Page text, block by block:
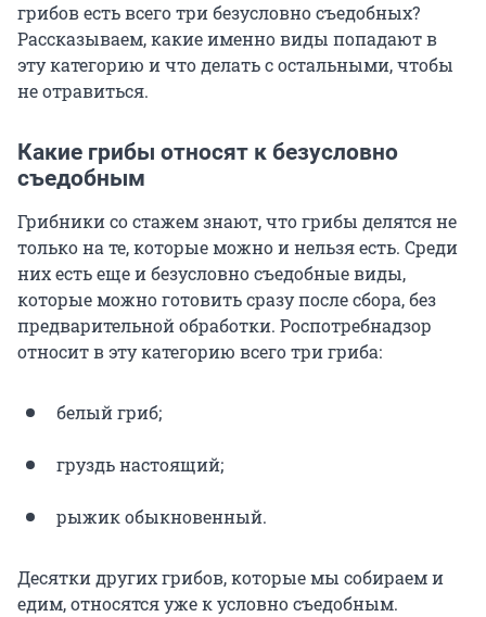
грибов есть всего три безусловно съедобных?
Рассказываем, какие именно виды попадают в
эту категорию и что делать с остальными, чтобы
не отравиться.
Какие грибы относят к безусловно
съедобным
Грибники со стажем знают, что грибы делятся не
только на те, которые можно и нельзя есть. Среди
них есть еще и безусловно съедобные виды,
которые можно готовить сразу после сбора, без
предварительной обработки. Роспотребнадзор
относит в эту категорию всего три гриба:
белый гриб;
груздь настоящий;
рыжик обыкновенный.
Десятки других грибов, которые мы собираем и
едим, относятся уже к условно съедобным.